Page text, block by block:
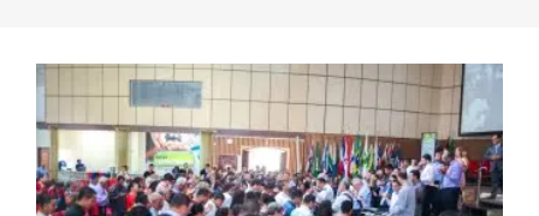
ICB Brasília realiza 2ª CONFERÊNCIA